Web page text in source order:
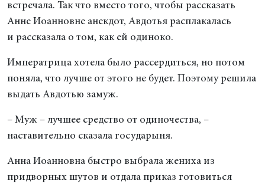
встречала. Так что вместо того, чтобы рассказать
Анне Иоанновне анекдот, Авдотья расплакалась
и рассказала о том, как ей одиноко.
Императрица хотела было рассердиться, но потом
поняла, что лучше от этого не будет. Поэтому решила
выдать Авдотью замуж.
– Муж – лучшее средство от одиночества, –
наставительно сказала государыня.
Анна Иоанновна быстро выбрала жениха из
придворных шутов и отдала приказ готовиться